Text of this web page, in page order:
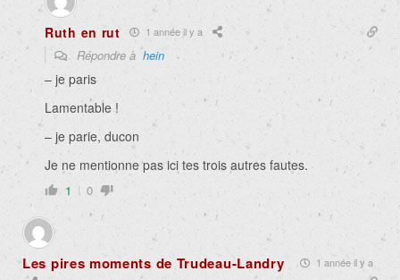
Ruth en rut 1 année il y a
Répondre àhein
– je paris
Lamentable !
– je parie, ducon
Je ne mentionne pas ici tes trois autres fautes.
1 0
Les pires moments de Trudeau-Landry 1 année il y a